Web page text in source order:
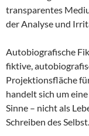
transparentes
der Analyse und
Autobiografische
fiktive,
Projektionsfläche
handelt sich um
Sinne – nicht als
Schreiben des Selbst.